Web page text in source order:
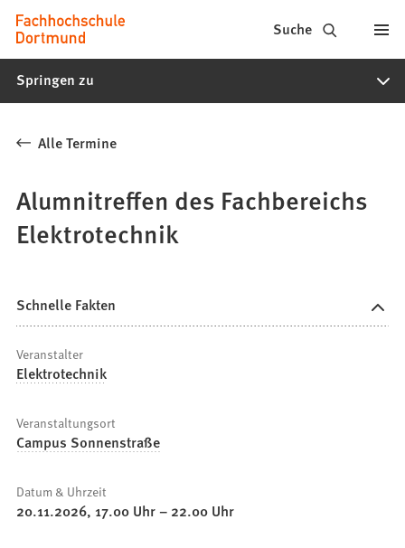
Inhalt anspringen
Fachhochschule
Dortmund
-
Studiengänge,
Bewerbung
Suche
Springen zu
Alle Termine
Alumnitreffen des Fachbereichs
Elektrotechnik
Schnelle Fakten
Veranstalter
Elektrotechnik
Veranstaltungsort
Campus Sonnenstraße
Datum & Uhrzeit
20.11.2026 17.00 Uhr– 22.00 Uhr